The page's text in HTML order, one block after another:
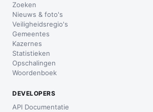
Zoeken
Nieuws & foto's
Veiligheidsregio's
Gemeentes
Kazernes
Statistieken
Opschalingen
Woordenboek
DEVELOPERS
API Documentatie